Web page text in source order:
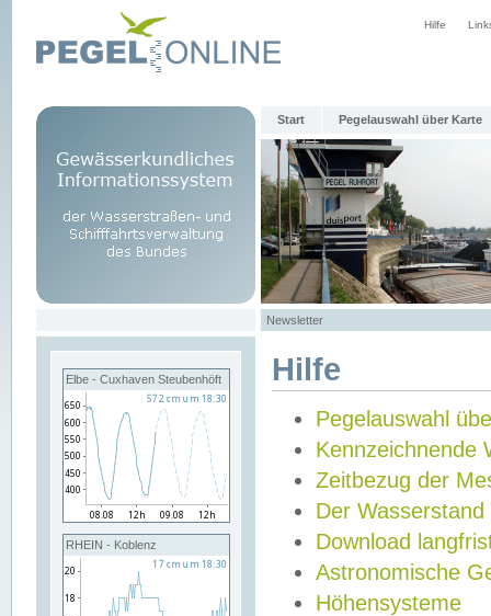
Hilfe
Start Pegelauswahl über Karte
Newsletter
Elbe - Cuxhaven Steubenhöft
RHEIN - Koblenz
Hilfe
Pegelauswahl
Kennzeichnende
Zeitbezug der
Der Wasserstand
Download
Astronomische
Höhensysteme